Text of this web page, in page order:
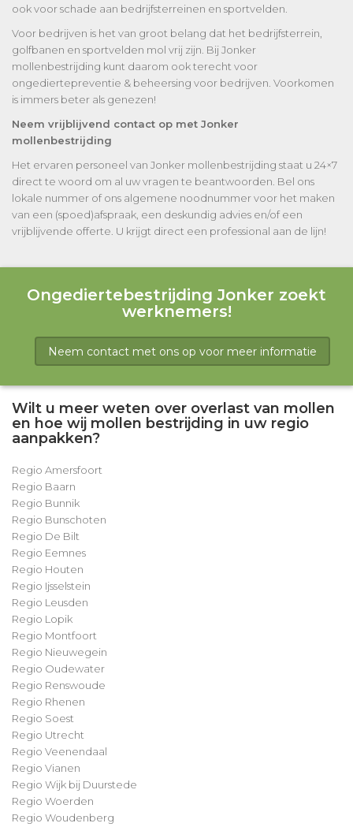
ook voor schade aan bedrijfsterreinen en sportvelden.
Voor bedrijven is het van groot belang dat het bedrijfsterrein,
golfbanen en sportvelden mol vrij zijn. Bij Jonker
mollenbestrijding kunt daarom ook terecht voor
ongediertepreventie & beheersing voor bedrijven. Voorkomen
is immers beter als genezen!
Neem vrijblijvend contact op met Jonker
mollenbestrijding
Het ervaren personeel van Jonker mollenbestrijding staat u 24×7
direct te woord om al uw vragen te beantwoorden. Bel ons
lokale nummer of ons algemene noodnummer voor het maken
van een (spoed)afspraak, een deskundig advies en/of een
vrijblijvende offerte. U krijgt direct een professional aan de lijn!
Ongediertebestrijding Jonker zoekt
werknemers!
Neem contact met ons op voor meer informatie
Wilt u meer weten over overlast van mollen
en hoe wij mollen bestrijding in uw regio
aanpakken?
Regio Amersfoort
Regio Baarn
Regio Bunnik
Regio Bunschoten
Regio De Bilt
Regio Eemnes
Regio Houten
Regio Ijsselstein
Regio Leusden
Regio Lopik
Regio Montfoort
Regio Nieuwegein
Regio Oudewater
Regio Renswoude
Regio Rhenen
Regio Soest
Regio Utrecht
Regio Veenendaal
Regio Vianen
Regio Wijk bij Duurstede
Regio Woerden
Regio Woudenberg